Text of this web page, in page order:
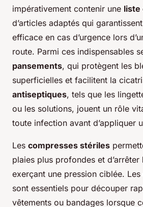
impérativement contenir une liste
d’articles adaptés qui
efficace en cas d’urgence lors
route. Parmi ces indispensables
pansements, qui protègent les
superficielles et facilitent la
antiseptiques, tels que les
ou les solutions, jouent un rôle
toute infection avant d’appliquer
Les compresses stériles
plaies plus profondes et d’arrêter
exerçant une pression ciblée. Les
sont essentiels pour découper
vêtements ou bandages lorsque